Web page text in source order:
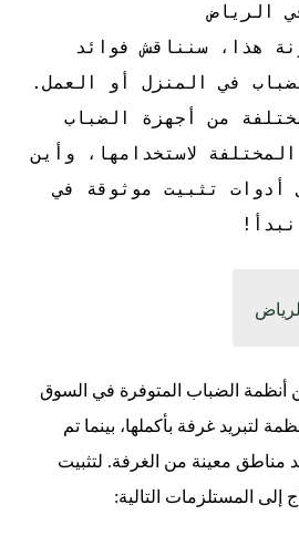
الرياض
هذا، سنناقش فوائد
في المنزل أو العمل.
من أجهزة الضباب
لاستخدامها، وأين
أدوات تثبيت موثوقة في
الضباب المتوفرة في السوق
لتبريد غرفة بأكملها، بينما تم
مناطق معينة من الغرفة. لتثبيت
المستلزمات التالية: